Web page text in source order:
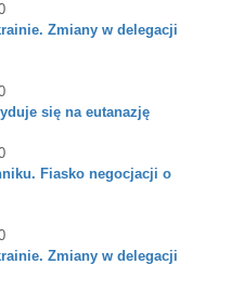
Zmiany w delegacji
się na eutanazję
Fiasko negocjacji o
Zmiany w delegacji